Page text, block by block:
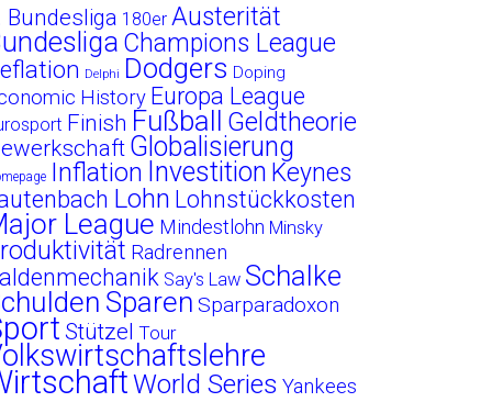
Bundesliga 180er Austerität
Champions League
Delphi Dodgers Doping
History Europa League
Finish Fußball Geldtheorie
Globalisierung
Inflation Investition Keynes
Lohn Lohnstückkosten
League Mindestlohn Minsky
Radrennen
Say's Law Schalke
Sparen Sparparadoxon
Stützel Tour
World Series Yankees